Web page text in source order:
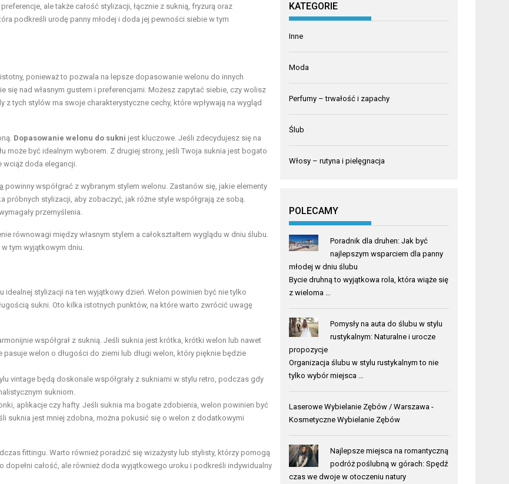
ale także całość stylizacji, łącznie z suknią, fryzurą oraz
podkreśli urodę panny młodej i doda jej pewności siebie w tym
ponieważ to pozwala na lepsze dopasowanie welonu do innych
się nad własnym gustem i preferencjami. Możesz zapytać siebie, czy wolisz
z tych stylów ma swoje charakterystyczne cechy, które wpływają na wygląd
Dopasowanie welonu do sukni jest kluczowe. Jeśli zdecydujesz się na
może być idealnym wyborem. Z drugiej strony, jeśli Twoja suknia jest bogato
wciąż doda elegancji.
powinny współgrać z wybranym stylem welonu. Zastanów się, jakie elementy
stylizacji, aby zobaczyć, jak różne style współgrają ze sobą.
przemyślenia.
równowagi między własnym stylem a całokształtem wyglądu w dniu ślubu.
tym wyjątkowym dniu.
stylizacji na ten wyjątkowy dzień. Welon powinien być nie tylko
sukni. Oto kilka istotnych punktów, na które warto zwrócić uwagę
współgrał z suknią. Jeśli suknia jest krótka, krótki welon lub nawet
welon o długości do ziemi lub długi welon, który pięknie będzie
vintage będą doskonale współgrały z sukniami w stylu retro, podczas gdy
sukniom.
aplikacje czy hafty. Jeśli suknia ma bogate zdobienia, welon powinien być
suknia jest mniej zdobna, można pokusić się o welon z dodatkowymi
fittingu. Warto również poradzić się wizażysty lub stylisty, którzy pomogą
całość, ale również doda wyjątkowego uroku i podkreśli indywidualny
KATEGORIE
Inne
Moda
Perfumy – trwałość i zapachy
Ślub
Włosy – rutyna i pielęgnacja
POLECAMY
Poradnik dla druhen: Jak być
najlepszym wsparciem dla panny
młodej w dniu ślubu
Bycie druhną to wyjątkowa rola, która wiąże się
z wieloma …
Pomysły na auta do ślubu w stylu
rustykalnym: Naturalne i urocze
propozycje
Organizacja ślubu w stylu rustykalnym to nie
tylko wybór miejsca …
Laserowe Wybielanie Zębów / Warszawa -
Kosmetyczne Wybielanie Zębów
Najlepsze miejsca na romantyczną
podróż poślubną w górach: Spędź
czas we dwoje w otoczeniu natury